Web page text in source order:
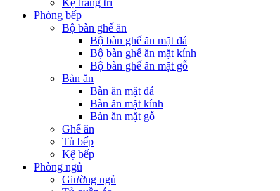
Kệ trang trí
Phòng bếp
Bộ bàn ghế ăn
Bộ bàn ghế ăn mặt đá
Bộ bàn ghế ăn mặt kính
Bộ bàn ghế ăn mặt gỗ
Bàn ăn
Bàn ăn mặt đá
Bàn ăn mặt kính
Bàn ăn mặt gỗ
Ghế ăn
Tủ bếp
Kệ bếp
Phòng ngủ
Giường ngủ